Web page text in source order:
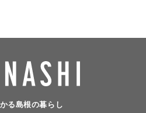
る島根の暮らし